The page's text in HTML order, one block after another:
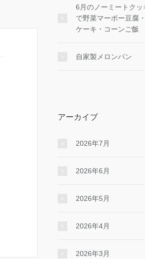
6月のノーミートク
で野菜マーボー豆腐
ケーキ・コーンご飯
自家製メロンパン
アーカイブ
2026年7月
2026年6月
2026年5月
2026年4月
2026年3月